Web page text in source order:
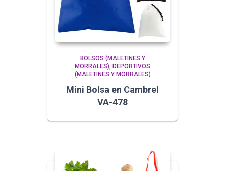
BOLSOS (MALETINES Y
MORRALES)
DEPORTIVOS
(MALETINES Y MORRALES)
Mini Bolsa en Cambrel
VA-478